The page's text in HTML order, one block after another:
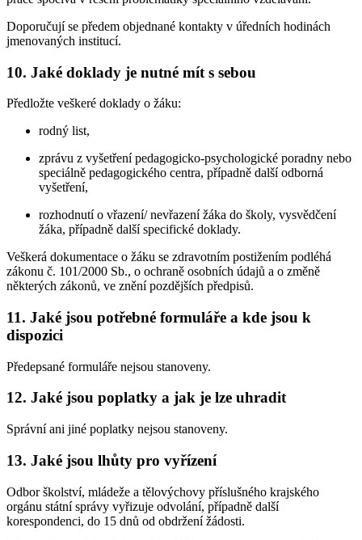
Doporučují se předem objednané kontakty v úředních hodinách
jmenovaných institucí.
10. Jaké doklady je nutné mít s sebou
Předložte veškeré doklady o žáku:
rodný list,
zprávu z vyšetření pedagogicko-psychologické poradny nebo
speciálně pedagogického centra, případně další odborná
vyšetření,
rozhodnutí o vřazení/ nevřazení žáka do školy, vysvědčení
žáka, případně další specifické doklady.
Veškerá dokumentace o žáku se zdravotním postižením podléhá
zákonu č. 101/2000 Sb., o ochraně osobních údajů a o změně
některých zákonů, ve znění pozdějších předpisů.
11. Jaké jsou potřebné formuláře a kde jsou k
dispozici
Předepsané formuláře nejsou stanoveny.
12. Jaké jsou poplatky a jak je lze uhradit
Správní ani jiné poplatky nejsou stanoveny.
13. Jaké jsou lhůty pro vyřízení
Odbor školství, mládeže a tělovýchovy příslušného krajského
orgánu státní správy vyřizuje odvolání, případně další
korespondenci, do 15 dnů od obdržení žádosti.